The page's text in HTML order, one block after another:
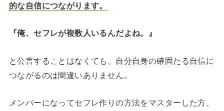
的な自信につながります。
『俺、セフレが複数人いるんだよね。』
と公言することはなくても、自分自身の確固たる自信に
つながるのは間違いありません。
メンバーになってセフレ作りの方法をマスターした方、